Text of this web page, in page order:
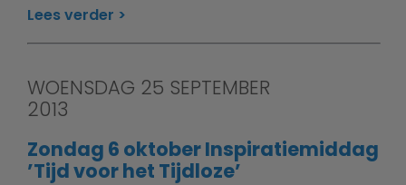
Lees verder
WOENSDAG 25 SEPTEMBER
2013
Zondag 6 oktober Inspiratiemiddag
’Tijd voor het Tijdloze’